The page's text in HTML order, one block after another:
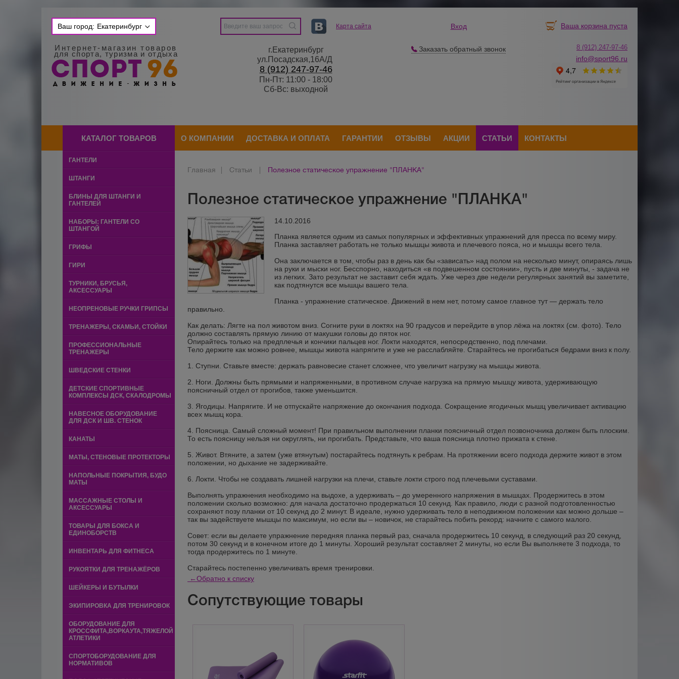
Ваш город: Екатеринбург
Интернет-магазин товаров
для спорта, туризма и отдыха
Карта сайта
г.Екатеринбург
ул.Посадская,16А/Д
8 (912) 247-97-46
Пн-Пт: 11:00 - 18:00
Сб-Вс: выходной
Вход
Заказать обратный звонок
Ваша корзина пуста
8 (912) 247-97-46
info@sport96.ru
КАТАЛОГ ТОВАРОВ О КОМПАНИИ ДОСТАВКА И ОПЛАТА ГАРАНТИИ ОТЗЫВЫ АКЦИИ СТАТЬИ КОНТАКТЫ
ГАНТЕЛИ
ШТАНГИ
БЛИНЫ ДЛЯ ШТАНГИ И
ГАНТЕЛЕЙ
НАБОРЫ: ГАНТЕЛИ СО
ШТАНГОЙ
ГРИФЫ
ГИРИ
ТУРНИКИ, БРУСЬЯ,
АКСЕССУАРЫ
НЕОПРЕНОВЫЕ РУЧКИ ГРИПСЫ
ТРЕНАЖЕРЫ, СКАМЬИ, СТОЙКИ
ПРОФЕССИОНАЛЬНЫЕ
ТРЕНАЖЕРЫ
ШВЕДСКИЕ СТЕНКИ
ДЕТСКИЕ СПОРТИВНЫЕ
КОМПЛЕКСЫ ДСК, СКАЛОДРОМЫ
НАВЕСНОЕ ОБОРУДОВАНИЕ
ДЛЯ ДСК И ШВ. СТЕНОК
КАНАТЫ
МАТЫ, СТЕНОВЫЕ ПРОТЕКТОРЫ
НАПОЛЬНЫЕ ПОКРЫТИЯ, БУДО
МАТЫ
МАССАЖНЫЕ СТОЛЫ И
АКСЕССУАРЫ
ТОВАРЫ ДЛЯ БОКСА И
ЕДИНОБОРСТВ
ИНВЕНТАРЬ ДЛЯ ФИТНЕСА
РУКОЯТКИ ДЛЯ ТРЕНАЖЁРОВ
ШЕЙКЕРЫ И БУТЫЛКИ
ЭКИПИРОВКА ДЛЯ ТРЕНИРОВОК
ОБОРУДОВАНИЕ ДЛЯ
КРОССФИТА,ВОРКАУТА,ТЯЖЕЛОЙ
АТЛЕТИКИ
СПОРТОБОРУДОВАНИЕ ДЛЯ
НОРМАТИВОВ
Главная Статьи Полезное статическое упражнение "ПЛАНКА"
Полезное статическое упражнение "ПЛАНКА"
14.10.2016
Планка является одним из самых популярных и эффективных упражнений для пресса по всему миру.
Планка заставляет работать не только мышцы живота и плечевого пояса, но и мышцы всего тела.
Она заключается в том, чтобы раз в день как бы «зависать» над полом на несколько минут, опираясь лишь
на руки и мыски ног. Бесспорно, находиться «в подвешенном состоянии», пусть и две минуты, - задача не
из легких. Зато результат не заставит себя ждать. Уже через две недели регулярных занятий вы заметите,
как подтянутся все мышцы вашего тела.
Планка - упражнение статическое. Движений в нем нет, потому самое главное тут — держать тело
правильно.
Как делать: Лягте на пол животом вниз. Согните руки в локтях на 90 градусов и перейдите в упор лёжа на локтях (см. фото). Тело
должно составлять прямую линию от макушки головы до пяток ног.
Опирайтесь только на предплечья и кончики пальцев ног. Локти находятся, непосредственно, под плечами.
Тело держите как можно ровнее, мышцы живота напрягите и уже не расслабляйте. Старайтесь не прогибаться бедрами вниз к полу.
1. Ступни. Ставьте вместе: держать равновесие станет сложнее, что увеличит нагрузку на мышцы живота.
2. Ноги. Должны быть прямыми и напряженными, в противном случае нагрузка на прямую мышцу живота, удерживающую
поясничный отдел от прогибов, также уменьшится.
3. Ягодицы. Напрягите. И не отпускайте напряжение до окончания подхода. Сокращение ягодичных мышц увеличивает активацию
всех мышц кора.
4. Поясница. Самый сложный момент! При правильном выполнении планки поясничный отдел позвоночника должен быть плоским.
То есть поясницу нельзя ни округлять, ни прогибать. Представьте, что ваша поясница плотно прижата к стене.
5. Живот. Втяните, а затем (уже втянутым) постарайтесь подтянуть к ребрам. На протяжении всего подхода держите живот в этом
положении, но дыхание не задерживайте.
6. Локти. Чтобы не создавать лишней нагрузки на плечи, ставьте локти строго под плечевыми суставами.
Выполнять упражнения необходимо на выдохе, а удерживать – до умеренного напряжения в мышцах. Продержитесь в этом
положении сколько возможно: для начала достаточно продержаться 10 секунд. Как правило, люди с разной подготовленностью
сохраняют позу планки от 10 секунд до 2 минут. В идеале, нужно удерживать тело в неподвижном положении как можно дольше –
так вы задействуете мышцы по максимум, но если вы – новичок, не старайтесь побить рекорд: начните с самого малого.
Совет: если вы делаете упражнение передняя планка первый раз, сначала продержитесь 10 секунд, в следующий раз 20 секунд,
потом 30 секунд и в конечном итоге до 1 минуты. Хороший результат составляет 2 минуты, но если Вы выполняете 3 подхода, то
тогда продержитесь по 1 минуте.
Старайтесь постепенно увеличивать время тренировки.
←Обратно к списку
Сопутствующие товары